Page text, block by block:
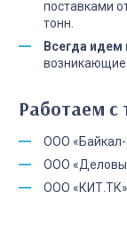
поставками
тонн.
Всегда идем
возникающие
Работаем
ООО «Байкал-
ООО
ООО «КИТ.ТК»